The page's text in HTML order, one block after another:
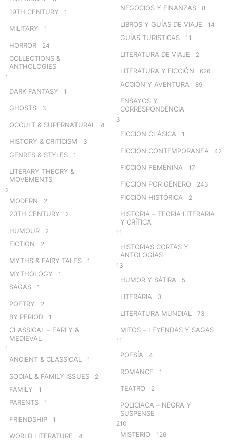
19TH CENTURY 1
MILITARY 1
HORROR 24
COLLECTIONS &
ANTHOLOGIES
1
DARK FANTASY 1
GHOSTS 3
OCCULT & SUPERNATURAL 4
HISTORY & CRITICISM 3
GENRES & STYLES 1
LITERARY THEORY &
MOVEMENTS
2
MODERN 2
20TH CENTURY 2
HUMOUR 2
FICTION 2
MYTHS & FAIRY TALES 1
MYTHOLOGY 1
SAGAS 1
POETRY 2
BY PERIOD 1
CLASSICAL – EARLY &
MEDIEVAL
1
ANCIENT & CLASSICAL 1
SOCIAL & FAMILY ISSUES 2
FAMILY 1
PARENTS 1
FRIENDSHIP 1
WORLD LITERATURE 4
NEGOCIOS Y FINANZAS 8
LIBROS Y GUÍAS DE VIAJE 14
GUÍAS TURISTICAS 11
LITERATURA DE VIAJE 2
LITERATURA Y FICCIÓN 626
ACCIÓN Y AVENTURA 89
ENSAYOS Y
CORRESPONDENCIA
3
FICCIÓN CLÁSICA 1
FICCIÓN CONTEMPORÁNEA 42
FICCIÓN FEMENINA 17
FICCIÓN POR GÉNERO 243
FICCIÓN HISTÓRICA 2
HISTORIA – TEORÍA LITERARIA
Y CRÍTICA
11
HISTORIAS CORTAS Y
ANTOLOGÍAS
13
HUMOR Y SÁTIRA 5
LITERARIA 3
LITERATURA MUNDIAL 73
MITOS – LEYENDAS Y SAGAS
11
POESÍA 4
ROMANCE 1
TEATRO 2
POLICÍACA – NEGRA Y
SUSPENSE
210
MISTERIO 126